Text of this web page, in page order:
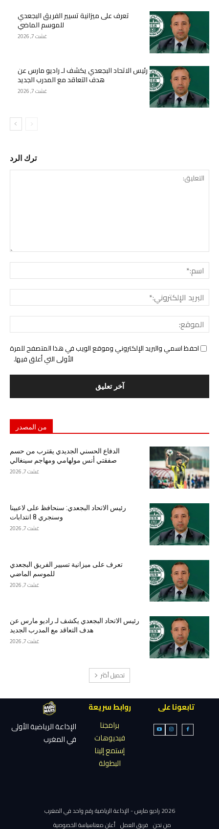
تعرف على ميزانية تسيير الفريق البجعدي
للموسم الماضي
غشت 7, 2026
رئيس الاتحاد البجعدي يكشف لـ راديو مارس عن
هدف التعاقد مع المدرب الجديد
غشت 7, 2026
ترك الرد
احفظ اسمي والبريد الإلكتروني وموقع الويب في هذا المتصفح للمرة
الأولى التي أعلق فيها.
من المصدر
الدفاع الحسني الجديدي يقترب من حسم
صفقتي أنس مولهامي ومهاجم سينغالي
غشت 7, 2026
رئيس الاتحاد البجعدي: سنحافظ على لاعبينا
وسنجري 8 انتدابات
غشت 7, 2026
تعرف على ميزانية تسيير الفريق البجعدي
للموسم الماضي
غشت 7, 2026
رئيس الاتحاد البجعدي يكشف لـ راديو مارس عن
هدف التعاقد مع المدرب الجديد
غشت 7, 2026
تحميل أكثر
تابعونا على
روابط سريعة
برامجنا
فيديوهات
إستمع إلينا
البطولة
الإذاعة الرياضية الأولى
في المغرب
2026 راديو مارس - الإذاعة الرياضية رقم واحد في المغرب
من نحن فريق العمل أعلن معناسياسة الخصوصية